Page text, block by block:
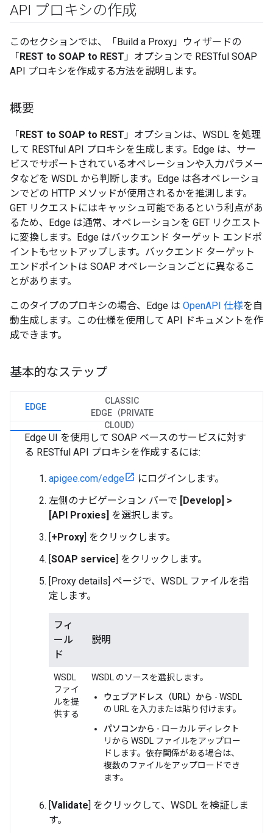
API プロキシの作成
このセクションでは、「Build a Proxy」ウィザードの
「REST to SOAP to REST」オプションで RESTful SOAP
API プロキシを作成する方法を説明します。
概要
「REST to SOAP to REST」オプションは、WSDL を処理
して RESTful API プロキシを生成します。Edge は、サー
ビスでサポートされているオペレーションや入力パラメー
タなどを WSDL から判断します。Edge は各オペレーショ
ンでどの HTTP メソッドが使用されるかを推測します。
GET リクエストにはキャッシュ可能であるという利点があ
るため、Edge は通常、オペレーションを GET リクエスト
に変換します。Edge はバックエンド ターゲット エンドポ
イントもセットアップします。バックエンド ターゲット
エンドポイントは SOAP オペレーションごとに異なるこ
とがあります。
このタイプのプロキシの場合、Edge は OpenAPI 仕様を自
動生成します。この仕様を使用して API ドキュメントを作
成できます。
基本的なステップ
EDGE
CLASSIC
EDGE（PRIVATE
CLOUD）
Edge UI を使用して SOAP ベースのサービスに対す
る RESTful API プロキシを作成するには:
apigee.com/edge
にログインします。
左側のナビゲーション バーで [Develop] >
[API Proxies] を選択します。
[+Proxy] をクリックします。
[SOAP service] をクリックします。
[Proxy details] ページで、WSDL ファイルを指
定します。
フィ
ール
ド
説明
WSDL
ファイ
ルを提
供する
WSDL のソースを選択します。
ウェブアドレス（URL）から - WSDL
の URL を入力または貼り付けます。
パソコンから - ローカル ディレクト
リから WSDL ファイルをアップロー
ドします。依存関係がある場合は、
複数のファイルをアップロードでき
ます。
[Validate] をクリックして、WSDL を検証しま
す。